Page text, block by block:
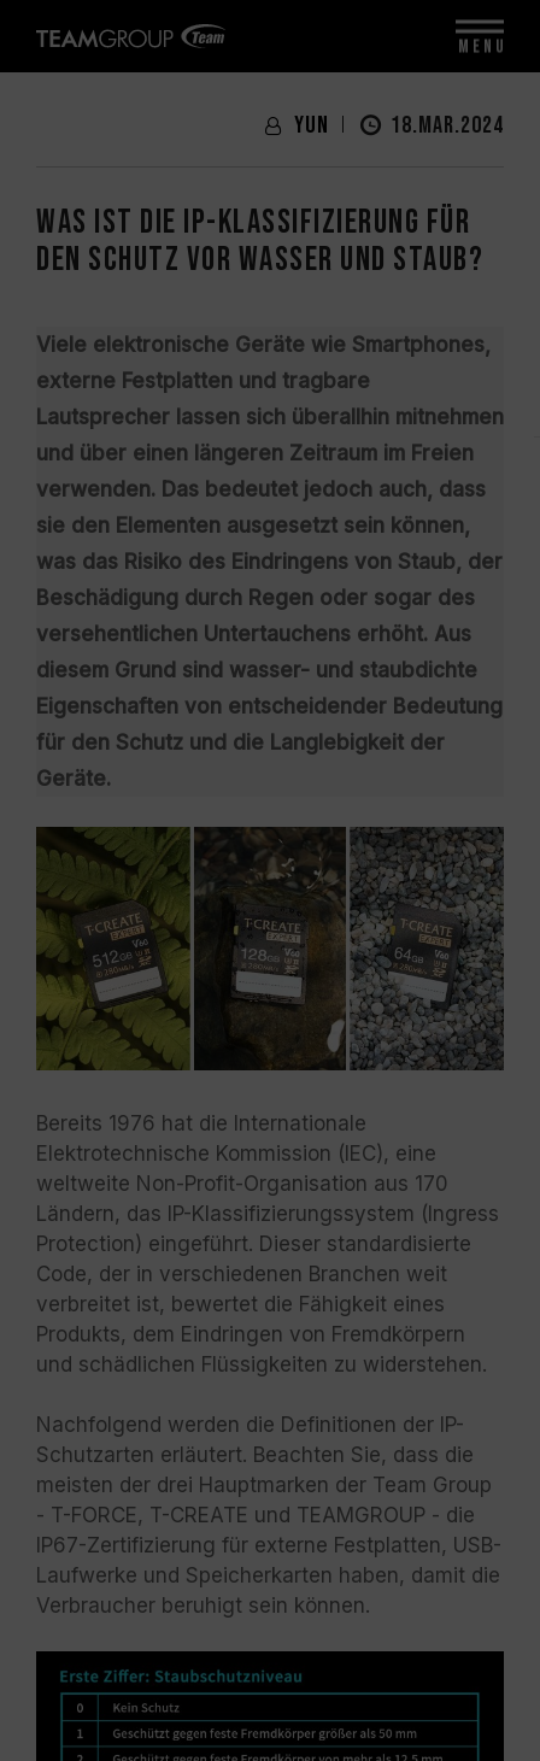
Yun 18.MAR.2024
Was ist die IP-Klassifizierung für
den Schutz vor Wasser und Staub?
Viele elektronische Geräte wie Smartphones,
externe Festplatten und tragbare
Lautsprecher lassen sich überallhin mitnehmen
und über einen längeren Zeitraum im Freien
verwenden. Das bedeutet jedoch auch, dass
sie den Elementen ausgesetzt sein können,
was das Risiko des Eindringens von Staub, der
Beschädigung durch Regen oder sogar des
versehentlichen Untertauchens erhöht. Aus
diesem Grund sind wasser- und staubdichte
Eigenschaften von entscheidender Bedeutung
für den Schutz und die Langlebigkeit der
Geräte.
Bereits 1976 hat die Internationale
Elektrotechnische Kommission (IEC), eine
weltweite Non-Profit-Organisation aus 170
Ländern, das IP-Klassifizierungssystem (Ingress
Protection) eingeführt. Dieser standardisierte
Code, der in verschiedenen Branchen weit
verbreitet ist, bewertet die Fähigkeit eines
Produkts, dem Eindringen von Fremdkörpern
und schädlichen Flüssigkeiten zu widerstehen.
Nachfolgend werden die Definitionen der IP-
Schutzarten erläutert. Beachten Sie, dass die
meisten der drei Hauptmarken der Team Group
- T-FORCE, T-CREATE und TEAMGROUP - die
IP67-Zertifizierung für externe Festplatten, USB-
Laufwerke und Speicherkarten haben, damit die
Verbraucher beruhigt sein können.
MENU